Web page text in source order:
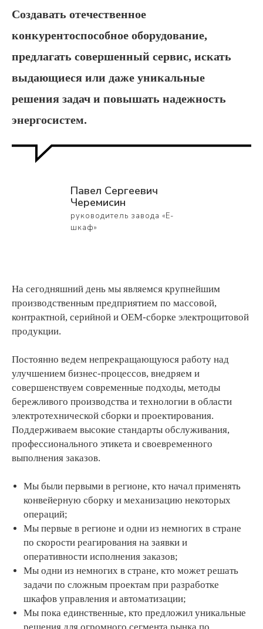
Создавать отечественное
конкурентоспособное оборудование,
предлагать совершенный сервис, искать
выдающиеся или даже уникальные
решения задач и повышать надежность
энергосистем.
Павел Сергеевич
Черемисин
руководитель завода «Е-
шкаф»
На сегодняшний день мы являемся крупнейшим
производственным предприятием по массовой,
контрактной, серийной и ОЕМ-сборке электрощитовой
продукции.
Постоянно ведем непрекращающуюся работу над
улучшением бизнес-процессов, внедряем и
совершенствуем современные подходы, методы
бережливого производства и технологии в области
электротехнической сборки и проектирования.
Поддерживаем высокие стандарты обслуживания,
профессионального этикета и своевременного
выполнения заказов.
Мы были первыми в регионе, кто начал применять
конвейерную сборку и механизацию некоторых
операций;
Мы первые в регионе и одни из немногих в стране
по скорости реагирования на заявки и
оперативности исполнения заказов;
Мы одни из немногих в стране, кто может решать
задачи по сложным проектам при разработке
шкафов управления и автоматизации;
Мы пока единственные, кто предложил уникальные